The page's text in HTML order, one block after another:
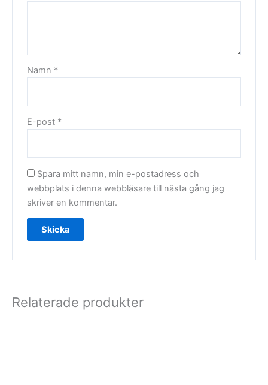
Namn *
E-post *
Spara mitt namn, min e-postadress och
webbplats i denna webbläsare till nästa gång jag
skriver en kommentar.
Relaterade produkter